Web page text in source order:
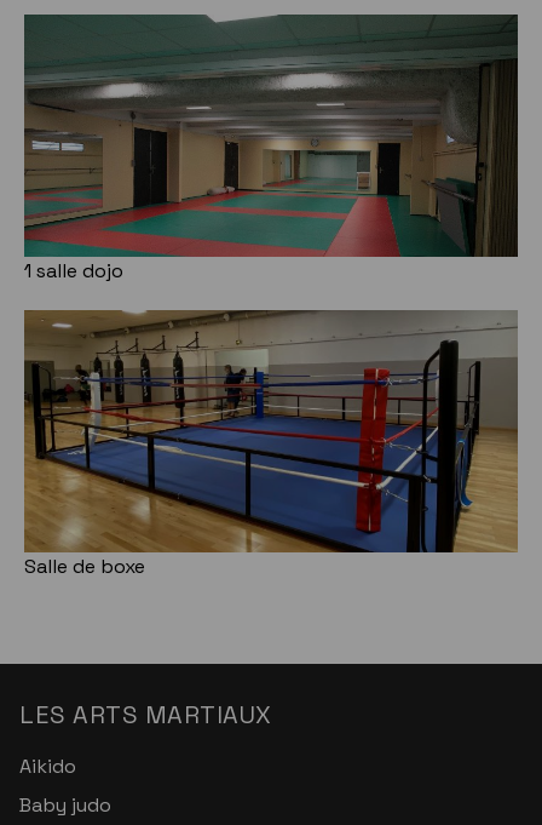
1 salle dojo
Salle de boxe
LES ARTS MARTIAUX
Aikido
Baby judo